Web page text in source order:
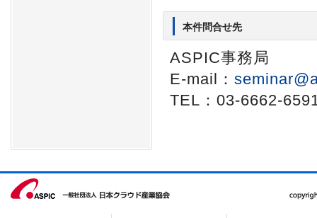
本件問合せ先
ASPIC事務局
E-mail：
TEL：03-6662-